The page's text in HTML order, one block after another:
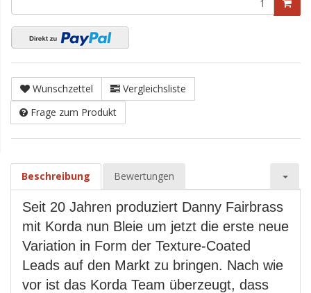
Wunschzettel
Vergleichsliste
Frage zum Produkt
Beschreibung Bewertungen
Seit 20 Jahren produziert Danny Fairbrass
mit Korda nun Bleie um jetzt die erste neue
Variation in Form der Texture-Coated
Leads auf den Markt zu bringen. Nach wie
vor ist das Korda Team überzeugt, dass